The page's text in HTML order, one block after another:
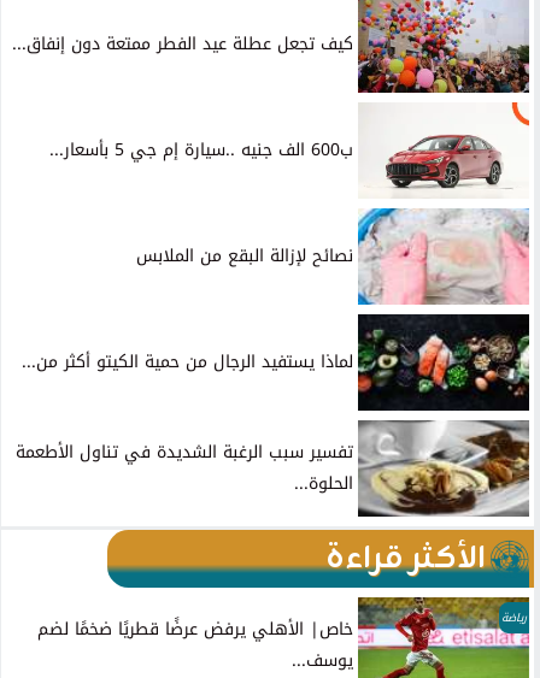
كيف تجعل عطلة عيد الفطر ممتعة دون إنفاق...
ب600 الف جنيه ..سيارة إم جي 5 بأسعار...
نصائح لإزالة البقع من الملابس
لماذا يستفيد الرجال من حمية الكيتو أكثر من...
تفسير سبب الرغبة الشديدة في تناول الأطعمة
الحلوة...
الأكثر قراءة
رياضة
خاص| الأهلي يرفض عرضًا قطريًا ضخمًا لضم
يوسف...